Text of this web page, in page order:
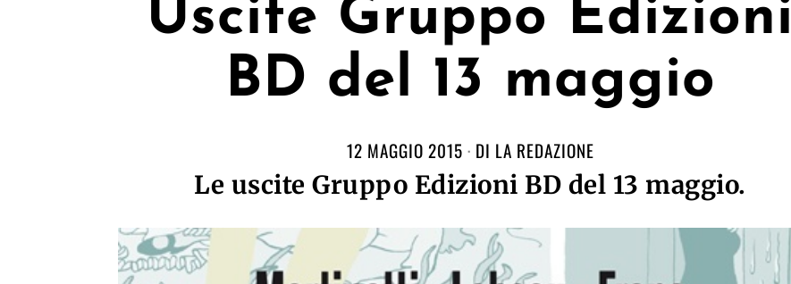
Uscite Gruppo Edizioni
BD del 13 maggio
12 MAGGIO 2015 DI LA REDAZIONE
Le uscite Gruppo Edizioni BD del 13 maggio.